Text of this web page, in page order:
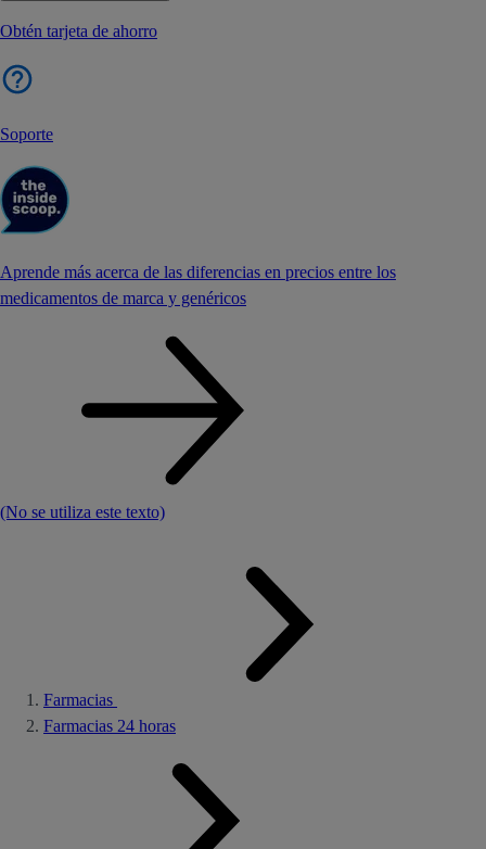
Obtén tarjeta de ahorro
Soporte
Aprende más acerca de las diferencias en precios entre los
medicamentos de marca y genéricos
(No se utiliza este texto)
Farmacias
Farmacias 24 horas